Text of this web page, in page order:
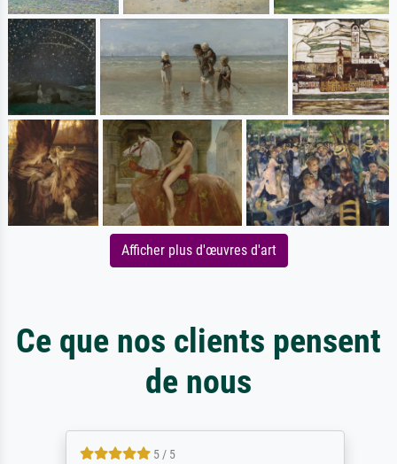
Afficher plus d'œuvres d'art
Ce que nos clients pensent
de nous
5 / 5